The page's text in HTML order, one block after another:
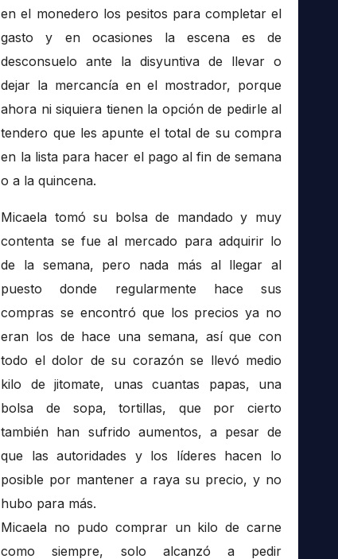
en el monedero los pesitos para completar el
gasto y en ocasiones la escena es de
desconsuelo ante la disyuntiva de llevar o
dejar la mercancía en el mostrador, porque
ahora ni siquiera tienen la opción de pedirle al
tendero que les apunte el total de su compra
en la lista para hacer el pago al fin de semana
o a la quincena.
Micaela tomó su bolsa de mandado y muy
contenta se fue al mercado para adquirir lo
de la semana, pero nada más al llegar al
puesto donde regularmente hace sus
compras se encontró que los precios ya no
eran los de hace una semana, así que con
todo el dolor de su corazón se llevó medio
kilo de jitomate, unas cuantas papas, una
bolsa de sopa, tortillas, que por cierto
también han sufrido aumentos, a pesar de
que las autoridades y los líderes hacen lo
posible por mantener a raya su precio, y no
hubo para más.
Micaela no pudo comprar un kilo de carne
como siempre, solo alcanzó a pedir